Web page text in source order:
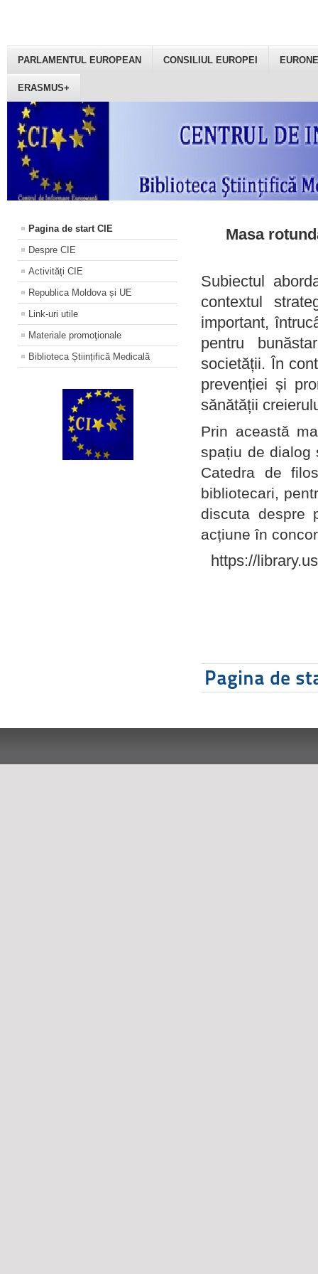
PARLAMENTUL EUROPEAN CONSILIUL EUROPEI
ERASMUS+
Pagina de start CIE
Despre CIE
Activități CIE
Republica Moldova și UE
Link-uri utile
Materiale promoţionale
Biblioteca Științifică Medicală
Masa
Subiectul
contextul
important,
pentru
societății. În
prevenției și
sănătății
Prin această
spațiu de dialog
Catedra de
bibliotecari,
discuta despre
acțiune în
https://
Pagina de